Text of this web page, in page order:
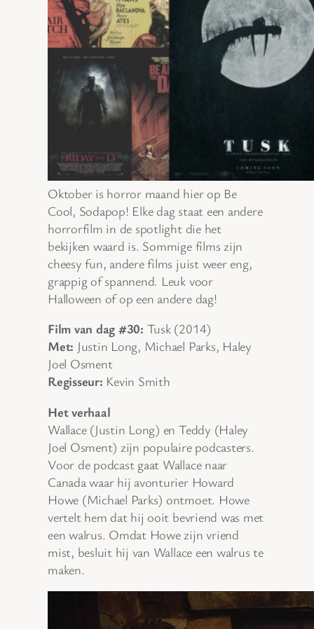
Oktober is horror maand hier op Be
Cool, Sodapop! Elke dag staat een andere
horrorfilm in de spotlight die het
bekijken waard is. Sommige films zijn
cheesy fun, andere films juist weer eng,
grappig of spannend. Leuk voor
Halloween of op een andere dag!
Film van dag #30: Tusk (2014)
Met: Justin Long, Michael Parks, Haley
Joel Osment
Regisseur: Kevin Smith
Het verhaal
Wallace (Justin Long) en Teddy (Haley
Joel Osment) zijn populaire podcasters.
Voor de podcast gaat Wallace naar
Canada waar hij avonturier Howard
Howe (Michael Parks) ontmoet. Howe
vertelt hem dat hij ooit bevriend was met
een walrus. Omdat Howe zijn vriend
mist, besluit hij van Wallace een walrus te
maken.